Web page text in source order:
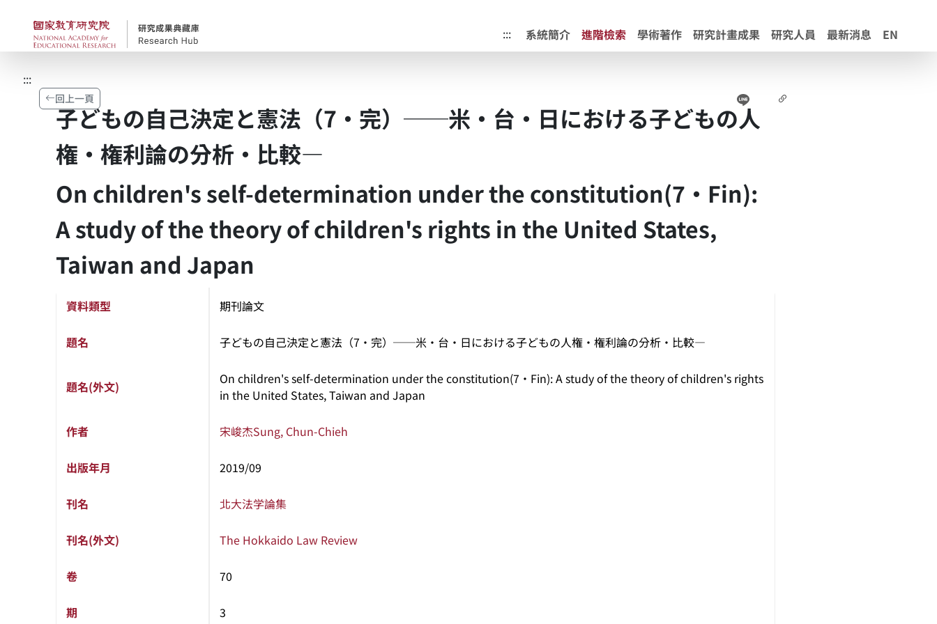
跳到主要內容國家教育研究院-研究成果典藏庫 ::: 系統簡介 進階檢索 學術著作 研究計畫成果 研究人員 最新消息 EN
:::
回上一頁 Line Facebook
子どもの自己決定と憲法（7・完）──米・台・日における子どもの人
権・権利論の分析・比較―
On children's self-determination under the constitution(7・Fin):
A study of the theory of children's rights in the United States,
Taiwan and Japan
資料類型 期刊論文
題名 子どもの自己決定と憲法（7・完）──米・台・日における子どもの人権・権利論の分析・比較―
題名(外文)
On children's self-determination under the constitution(7・Fin): A study of the theory of children's rights
in the United States, Taiwan and Japan
作者 宋峻杰Sung, Chun-Chieh
出版年月 2019/09
刊名 北大法学論集
刊名(外文) The Hokkaido Law Review
卷 70
期 3